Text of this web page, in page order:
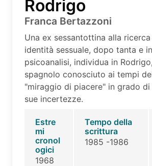
Rodrigo
Franca Bertazzoni
Una ex sessantottina alla
identità sessuale, dopo tanta e
psicoanalisi, individua in
spagnolo conosciuto ai tempi
"miraggio di piacere" in grado di
sue incertezze.
Estre
mi
cronol
ogici
1968
Tempo della
scrittura
1985 -1986